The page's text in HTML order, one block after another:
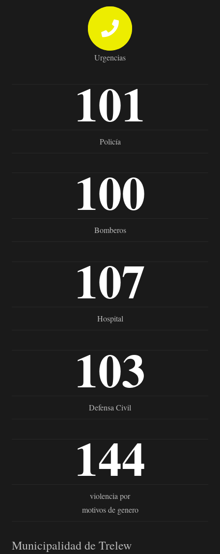
Urgencias
101
Policía
100
Bomberos
107
Hospital
103
Defensa Civil
144
violencia por
motivos de genero
Municipalidad de Trelew